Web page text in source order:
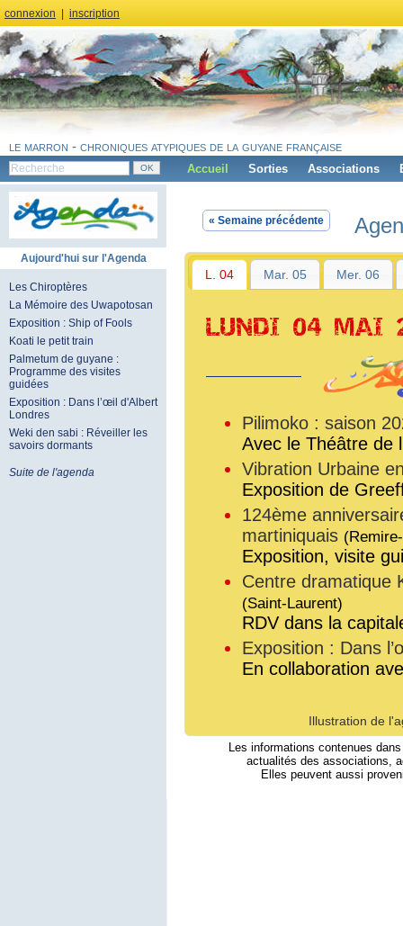
connexion inscription
le marron - chroniques atypiques de la guyane française
Accueil Sorties Associations
Aujourd'hui sur l'Agenda
Les Chiroptères
La Mémoire des Uwapotosan
Exposition : Ship of Fools
Koati le petit train
Palmetum de guyane :
Programme des visites
guidées
Exposition : Dans l’œil d'Albert
Londres
Weki den sabi : Réveiller les
savoirs dormants
Suite de l'agenda
« Semaine précédente
L. 04 Mar. 05 Mer. 06
LUNDI 04 MAI
Pilimoko : saison
Avec le Théâtre de
Vibration Urbaine
Exposition de
124ème
martiniquais
Exposition, visite
Centre dramatique
(Saint-Laurent)
RDV dans la
Exposition : Dans
En collaboration
Illustration de
Les informations contenues
actualités des associations,
Elles peuvent aussi